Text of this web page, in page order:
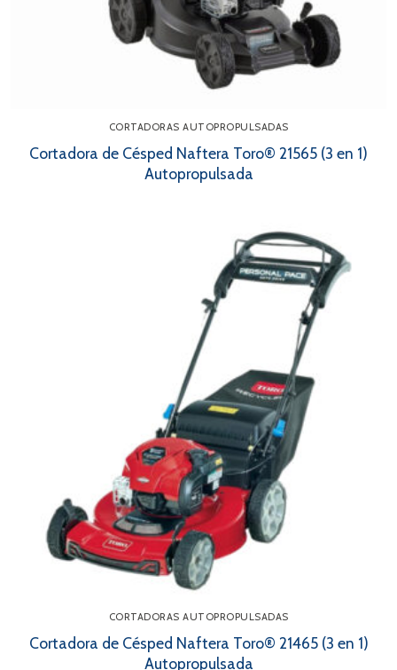
CORTADORAS AUTOPROPULSADAS
Cortadora de Césped Naftera Toro® 21565 (3 en 1)
Autopropulsada
CORTADORAS AUTOPROPULSADAS
Cortadora de Césped Naftera Toro® 21465 (3 en 1)
Autopropulsada